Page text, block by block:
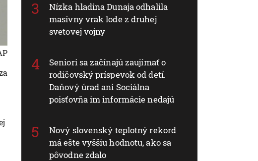
Nízka hladina Dunaja odhalila
masívny vrak lode z druhej
svetovej vojny
Seniori sa začínajú zaujímať o
rodičovský príspevok od detí.
Daňový úrad ani Sociálna
poisťovňa im informácie nedajú
Nový slovenský teplotný rekord
má ešte vyššiu hodnotu, ako sa
pôvodne zdalo